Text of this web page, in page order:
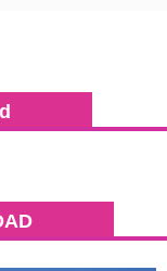
promueve que